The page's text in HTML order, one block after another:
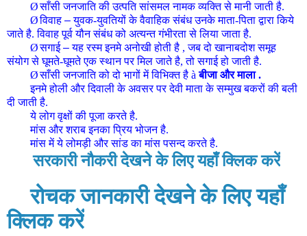
Øसाँसी जनजाति की उत्पति सांसमल नामक व्यक्ति से मानी जाती है.
Øविवाह –युवक-युवतियों के वैवाहिक संबंध उनके माता-पिता द्वारा किये
जाते है. विवाह पूर्व यौन संबंध को अत्यन्त गंभीरता से लिया जाता है.
Øसगाई–यह रस्म इनमे अनोखी होती है , जब दो खानाबदोश समूह
संयोग से घूमते-घूमते एक स्थान पर मिल जाते है, तो सगाई हो जाती है.
Øसाँसी जनजाति को दो भागों में विभिक्त है à बीजा और माला .
इनमे होली और दिवाली के अवसर पर देवी माता के सम्मुख बकरों की बली
दी जाती है.
ये लोग वृक्षों की पूजा करते है.
मांस और शराब इनका प्रिय भोजन है.
मांस में ये लोमड़ी और सांड का मांस पसन्द करते है.
सरकारी नौकरी देखने के लिए यहाँ क्लिक करें
रोचक जानकारी देखने के लिए यहाँ
क्लिक करें